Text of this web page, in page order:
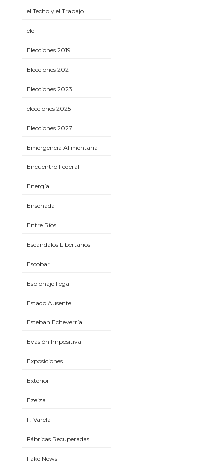
el Techo y el Trabajo
ele
Elecciones 2019
Elecciones 2021
Elecciones 2023
elecciones 2025
Elecciones 2027
Emergencia Alimentaria
Encuentro Federal
Energía
Ensenada
Entre Ríos
Escándalos Libertarios
Escobar
Espionaje Ilegal
Estado Ausente
Esteban Echeverría
Evasión Impositiva
Exposiciones
Exterior
Ezeiza
F. Varela
Fábricas Recuperadas
Fake News